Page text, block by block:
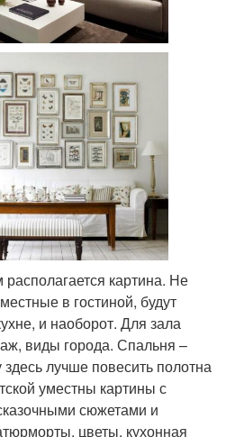
картина. Не
в гостиной, будут
и наоборот. Для зала
виды города. Спальня –
лучше повесить полотна
уместны картины с
сюжетами и
цветы, кухонная